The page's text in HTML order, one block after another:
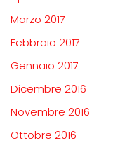
Marzo 2017
Febbraio 2017
Gennaio 2017
Dicembre 2016
Novembre 2016
Ottobre 2016